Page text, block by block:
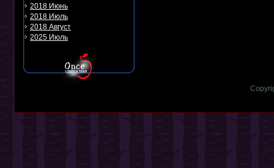
2018 Июнь
2018 Июль
2018 Август
2025 Июль